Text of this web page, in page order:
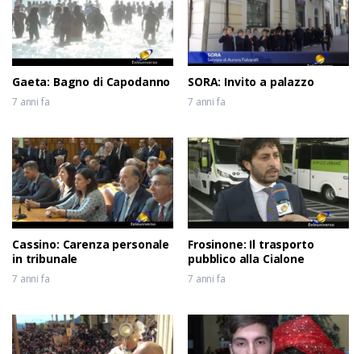
6 anni fa
Gaeta: Bagno di Capodanno
7 anni fa
SORA: Invito a palazzo
7 anni fa
Cassino: Carenza personale
in tribunale
7 anni fa
Frosinone: Il trasporto
pubblico alla Cialone
7 anni fa